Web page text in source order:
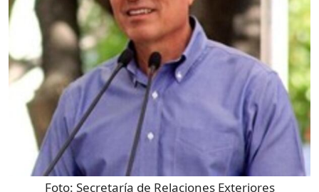
Foto: Secretaría de Relaciones Exteriores